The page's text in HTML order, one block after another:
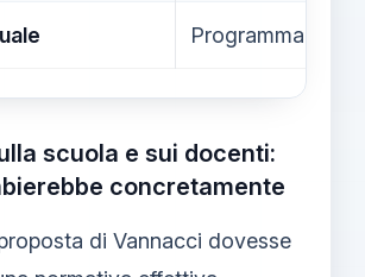
Programma
scuola e sui docenti:
concretamente
di Vannacci dovesse